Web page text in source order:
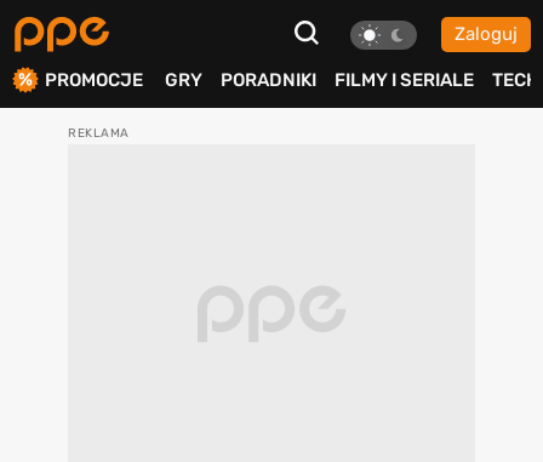
Zaloguj
PROMOCJE GRY PORADNIKI FILMY I SERIALE TECH